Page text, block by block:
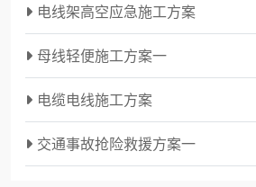
电线架高空应急施工方案
母线轻便施工方案一
电缆电线施工方案
交通事故抢险救援方案一